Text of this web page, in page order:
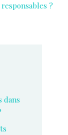
responsables ?
dans